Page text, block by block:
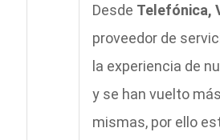
Desde Telefónica,
proveedor de
la experiencia de
y se han vuelto
mismas, por ello